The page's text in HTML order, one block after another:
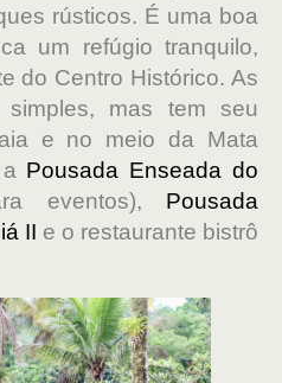
rústicos. É uma boa
um refúgio tranquilo,
do Centro Histórico. As
mas tem seu
e no meio da Mata
Pousada Enseada do
eventos), Pousada
II e o restaurante bistrô